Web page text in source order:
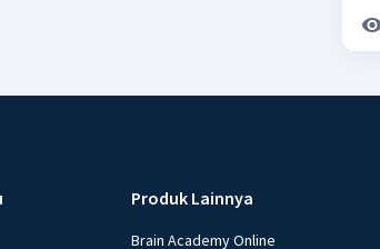
Produk Lainnya
Brain Academy Online